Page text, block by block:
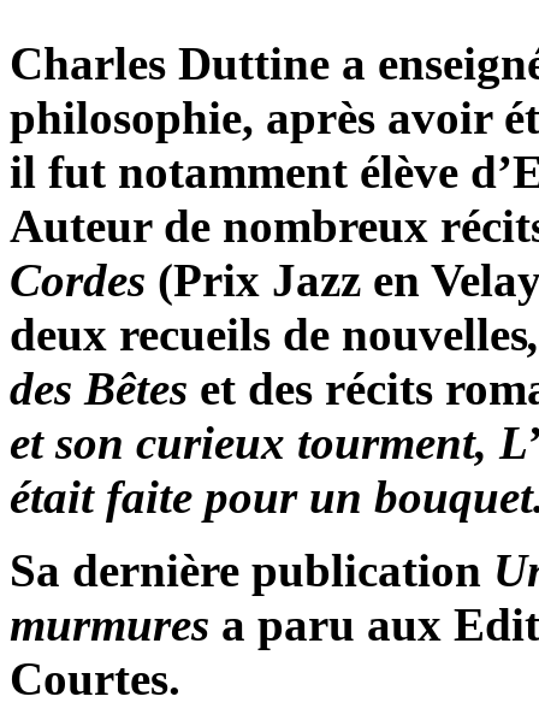
Charles Duttine a
philosophie, après avoir
il fut notamment élève
Auteur de nombreux
Cordes (Prix Jazz en
deux recueils de nouvelles
des Bêtes et des récits
et son curieux tourment,
était faite pour un
Sa dernière publication
murmures a paru aux
Courtes.